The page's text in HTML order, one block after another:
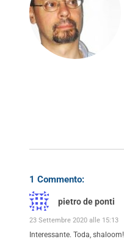
1 Commento:
pietro de ponti
23 Settembre 2020 alle 15:13
Interessante. Toda, shaloom!